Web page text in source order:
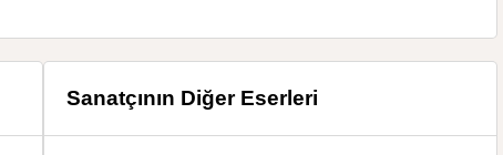
Sanatçının Diğer Eserleri